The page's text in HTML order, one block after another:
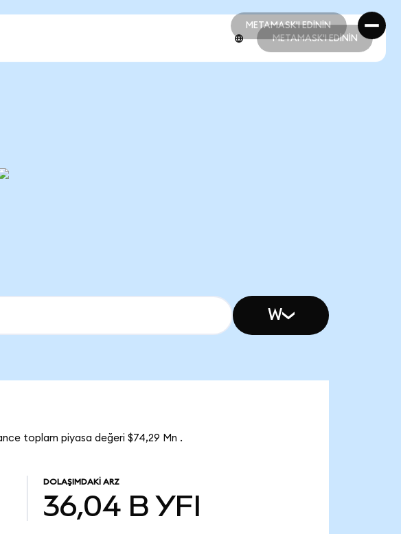
METAMASK'I EDİNİN
METAMASK'I EDİNİN
METAMASK'I EDİNİN
W
toplam piyasa değeri $74,29 Mn .
DOLAŞIMDAKI ARZ
36,04 B YFI